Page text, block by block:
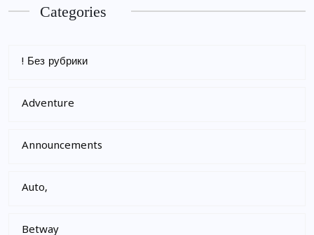
Categories
! Без рубрики
Adventure
Announcements
Auto,
Betway